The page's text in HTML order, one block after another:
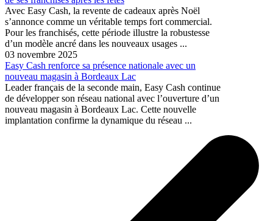
Avec Easy Cash, la revente de cadeaux après Noël
s’annonce comme un véritable temps fort commercial.
Pour les franchisés, cette période illustre la robustesse
d’un modèle ancré dans les nouveaux usages ...
03 novembre 2025
Easy Cash renforce sa présence nationale avec un
nouveau magasin à Bordeaux Lac
Leader français de la seconde main, Easy Cash continue
de développer son réseau national avec l’ouverture d’un
nouveau magasin à Bordeaux Lac. Cette nouvelle
implantation confirme la dynamique du réseau ...